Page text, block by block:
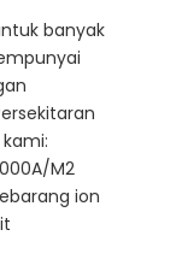
banyak
M2
ion